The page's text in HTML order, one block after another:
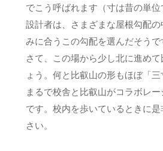
でこう呼ばれます（寸は昔の単位
設計者は、さまざまな屋根勾配
みに合うこの勾配を選んだそうで
さて、この場から少し北に進め
ょう。何と比叡山の形もほぼ「三
まるで校舎と比叡山がコラボレ
です。校内を歩いているときに
さい。